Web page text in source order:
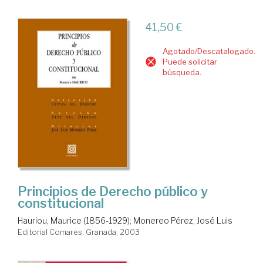
41,50 €
Agotado/Descatalogado.
Puede solicitar
búsqueda.
Principios de Derecho público y
constitucional
Hauriou, Maurice (1856-1929); Monereo Pérez, José Luis
Editorial Comares. Granada, 2003